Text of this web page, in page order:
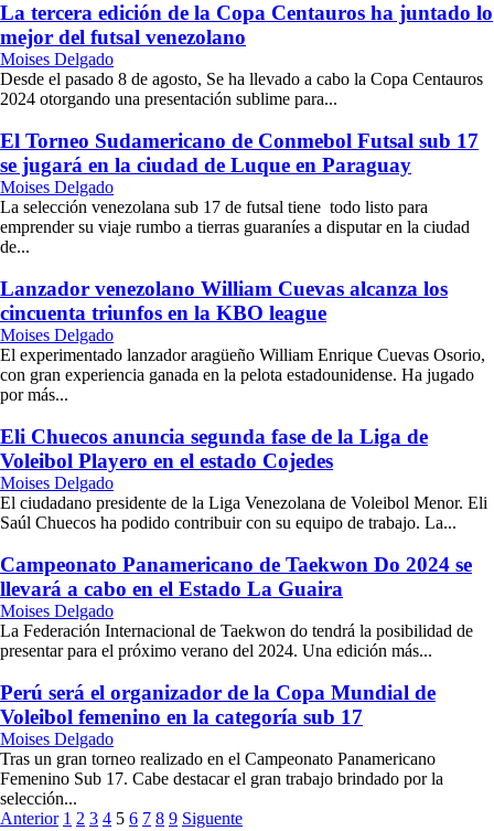
La tercera edición de la Copa Centauros ha juntado lo
mejor del futsal venezolano
Moises Delgado
Desde el pasado 8 de agosto, Se ha llevado a cabo la Copa Centauros
2024 otorgando una presentación sublime para...
El Torneo Sudamericano de Conmebol Futsal sub 17
se jugará en la ciudad de Luque en Paraguay
Moises Delgado
La selección venezolana sub 17 de futsal tiene todo listo para
emprender su viaje rumbo a tierras guaraníes a disputar en la ciudad
de...
Lanzador venezolano William Cuevas alcanza los
cincuenta triunfos en la KBO league
Moises Delgado
El experimentado lanzador aragüeño William Enrique Cuevas Osorio,
con gran experiencia ganada en la pelota estadounidense. Ha jugado
por más...
Eli Chuecos anuncia segunda fase de la Liga de
Voleibol Playero en el estado Cojedes
Moises Delgado
El ciudadano presidente de la Liga Venezolana de Voleibol Menor. Eli
Saúl Chuecos ha podido contribuir con su equipo de trabajo. La...
Campeonato Panamericano de Taekwon Do 2024 se
llevará a cabo en el Estado La Guaira
Moises Delgado
La Federación Internacional de Taekwon do tendrá la posibilidad de
presentar para el próximo verano del 2024. Una edición más...
Perú será el organizador de la Copa Mundial de
Voleibol femenino en la categoría sub 17
Moises Delgado
Tras un gran torneo realizado en el Campeonato Panamericano
Femenino Sub 17. Cabe destacar el gran trabajo brindado por la
selección...
Paginación
Anterior 1 2 3 4 5 6 7 8 9 Siguente